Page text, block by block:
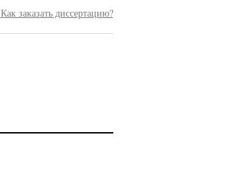
Как заказать диссертацию?